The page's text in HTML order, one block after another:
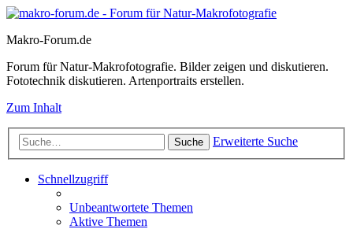
Makro-Forum.de
Forum für Natur-Makrofotografie. Bilder zeigen und diskutieren.
Fototechnik diskutieren. Artenportraits erstellen.
Zum Inhalt
Suche Erweiterte Suche
Schnellzugriff
Unbeantwortete Themen
Aktive Themen